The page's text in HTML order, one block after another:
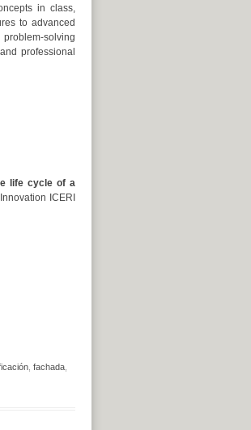
in class,
to advanced
solving
professional
life cycle of a
ICERI
, fachada,